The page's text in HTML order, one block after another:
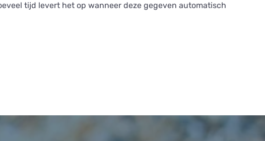
tijd levert het op wanneer deze gegeven automatisch